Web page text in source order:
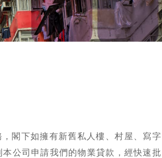
閣下如擁有新舊私人樓、村屋、寫字
公司申請我們的物業貸款，經快速批